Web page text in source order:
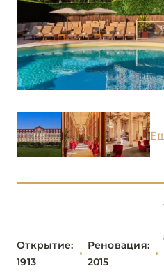
Château d’Audrieu
Hôtel Thalazur Ouistreham
L'Hôtel du Golf Deauville
Le Normandy Deauville
О-ДЕ-
Открытие:
1913
Реновация:
2015